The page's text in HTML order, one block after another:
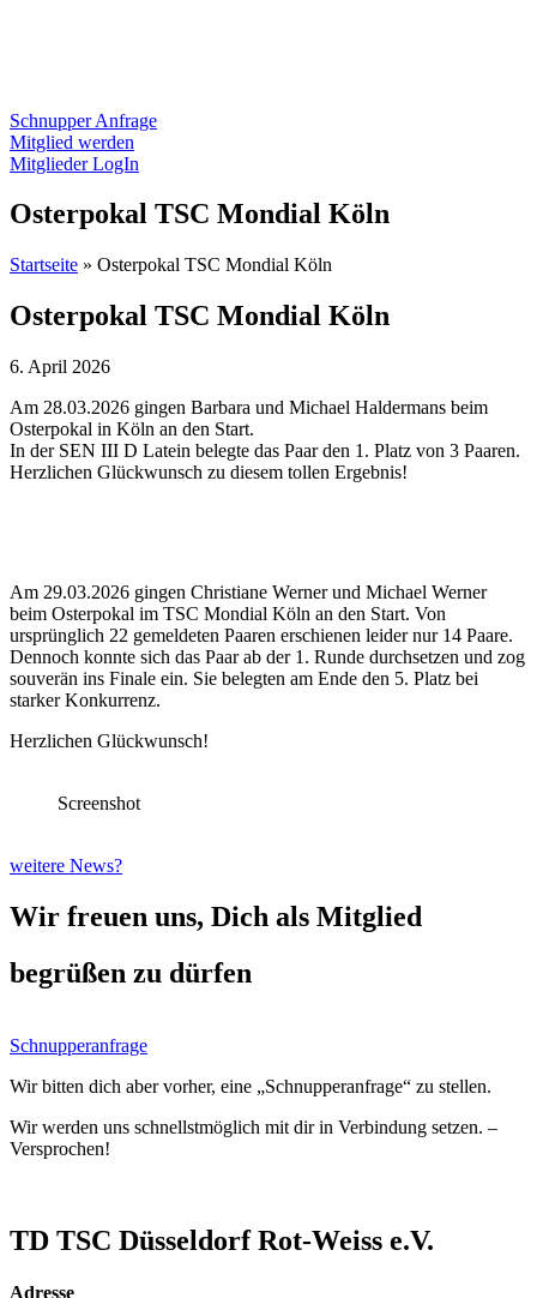
Schnupper Anfrage
Mitglied werden
Mitglieder LogIn
Osterpokal TSC Mondial Köln
Startseite » Osterpokal TSC Mondial Köln
Osterpokal TSC Mondial Köln
6. April 2026
Am 28.03.2026 gingen Barbara und Michael Haldermans beim
Osterpokal in Köln an den Start.
In der SEN III D Latein belegte das Paar den 1. Platz von 3 Paaren.
Herzlichen Glückwunsch zu diesem tollen Ergebnis!
Am 29.03.2026 gingen Christiane Werner und Michael Werner
beim Osterpokal im TSC Mondial Köln an den Start. Von
ursprünglich 22 gemeldeten Paaren erschienen leider nur 14 Paare.
Dennoch konnte sich das Paar ab der 1. Runde durchsetzen und zog
souverän ins Finale ein. Sie belegten am Ende den 5. Platz bei
starker Konkurrenz.
Herzlichen Glückwunsch!
Screenshot
weitere News?
Wir freuen uns, Dich als Mitglied
begrüßen zu dürfen
Schnupperanfrage
Wir bitten dich aber vorher, eine „Schnupperanfrage“ zu stellen.
Wir werden uns schnellstmöglich mit dir in Verbindung setzen. –
Versprochen!
TD TSC Düsseldorf Rot-Weiss e.V.
Adresse